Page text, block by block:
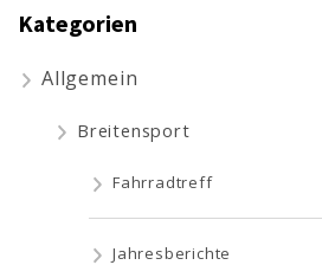
Kategorien
Allgemein
Breitensport
Fahrradtreff
Jahresberichte